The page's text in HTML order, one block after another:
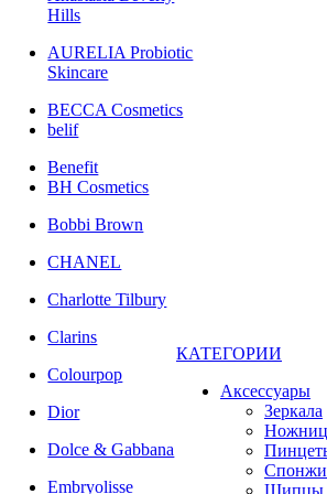
Hills
AURELIA Probiotic
Skincare
BECCA Cosmetics
belif
Benefit
BH Cosmetics
Bobbi Brown
CHANEL
Charlotte Tilbury
Clarins
Colourpop
Dior
Dolce & Gabbana
Embryolisse
КАТЕГОРИИ
Аксессуары
Зеркала
Спонжи
Щипцы